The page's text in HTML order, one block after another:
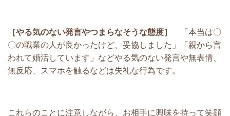
［やる気のない発言やつまらなそうな態度］
「本当は〇
〇の職業の人が良かったけど、妥協しました」「親から言
われて婚活しています」などやる気のない発言や無表情、
無反応、スマホを触るなどは失礼な行為です。
これらのことに注意しながら、お相手に興味を持って笑顔